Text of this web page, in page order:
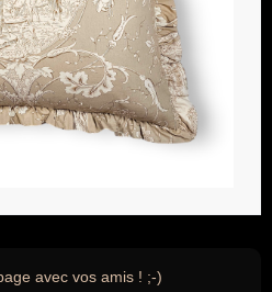
avec vos amis ! ;-)